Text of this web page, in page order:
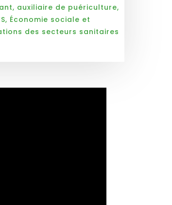
auxiliaire de puériculture,
Économie sociale et
des secteurs sanitaires